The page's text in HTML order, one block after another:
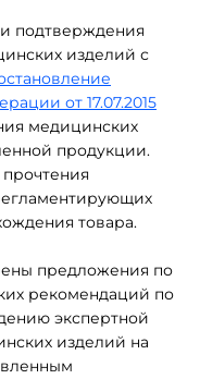
подтверждения
изделий с
от 17.07.2015
медицинских
продукции.
товара.
предложения по
рекомендаций по
экспертной
изделий на